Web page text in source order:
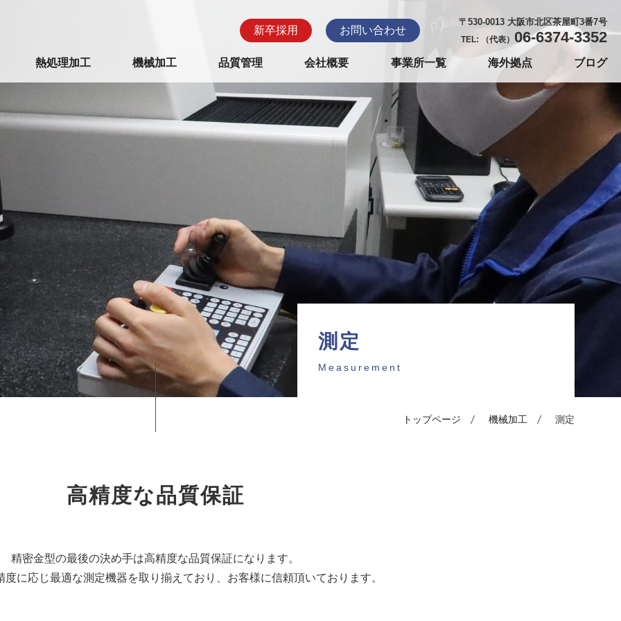
新卒採用 お問い合わせ
〒530-0013 大阪市北区茶屋町3番7号
TEL: （代表） 06-6374-3352
熱処理加工 機械加工 品質管理 会社概要 事業所一覧 海外拠点 ブログ
測定
Measurement
トップページ 機械加工 測定
高精度な品質保証
精密金型の最後の決め手は高精度な品質保証になります。
度に応じ最適な測定機器を取り揃えており、お客様に信頼頂いております。